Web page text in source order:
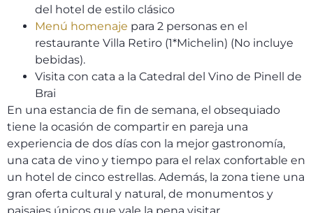
del hotel de estilo clásico
Menú homenaje para 2 personas en el
restaurante Villa Retiro (1*Michelin) (No incluye
bebidas).
Visita con cata a la Catedral del Vino de Pinell de
Brai
En una estancia de fin de semana, el obsequiado
tiene la ocasión de compartir en pareja una
experiencia de dos días con la mejor gastronomía,
una cata de vino y tiempo para el relax confortable en
un hotel de cinco estrellas. Además, la zona tiene una
gran oferta cultural y natural, de monumentos y